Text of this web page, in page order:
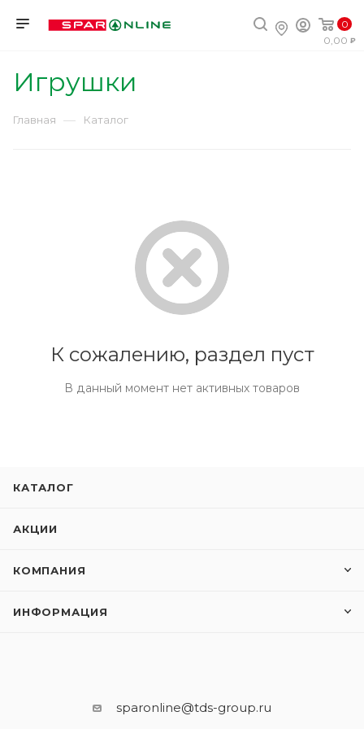
0
0,00
Игрушки
Главная — Каталог
К сожалению, раздел пуст
В данный момент нет активных товаров
КАТАЛОГ
АКЦИИ
КОМПАНИЯ
ИНФОРМАЦИЯ
sparonline@tds-group.ru